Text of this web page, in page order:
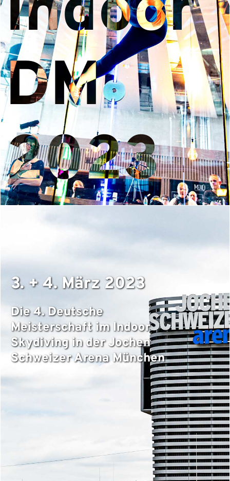
DM
2023
© elmar.pics
3. + 4. März 2023
Die 4. Deutsche
Meisterschaft im Indoor
Skydiving in der Jochen
Schweizer Arena München